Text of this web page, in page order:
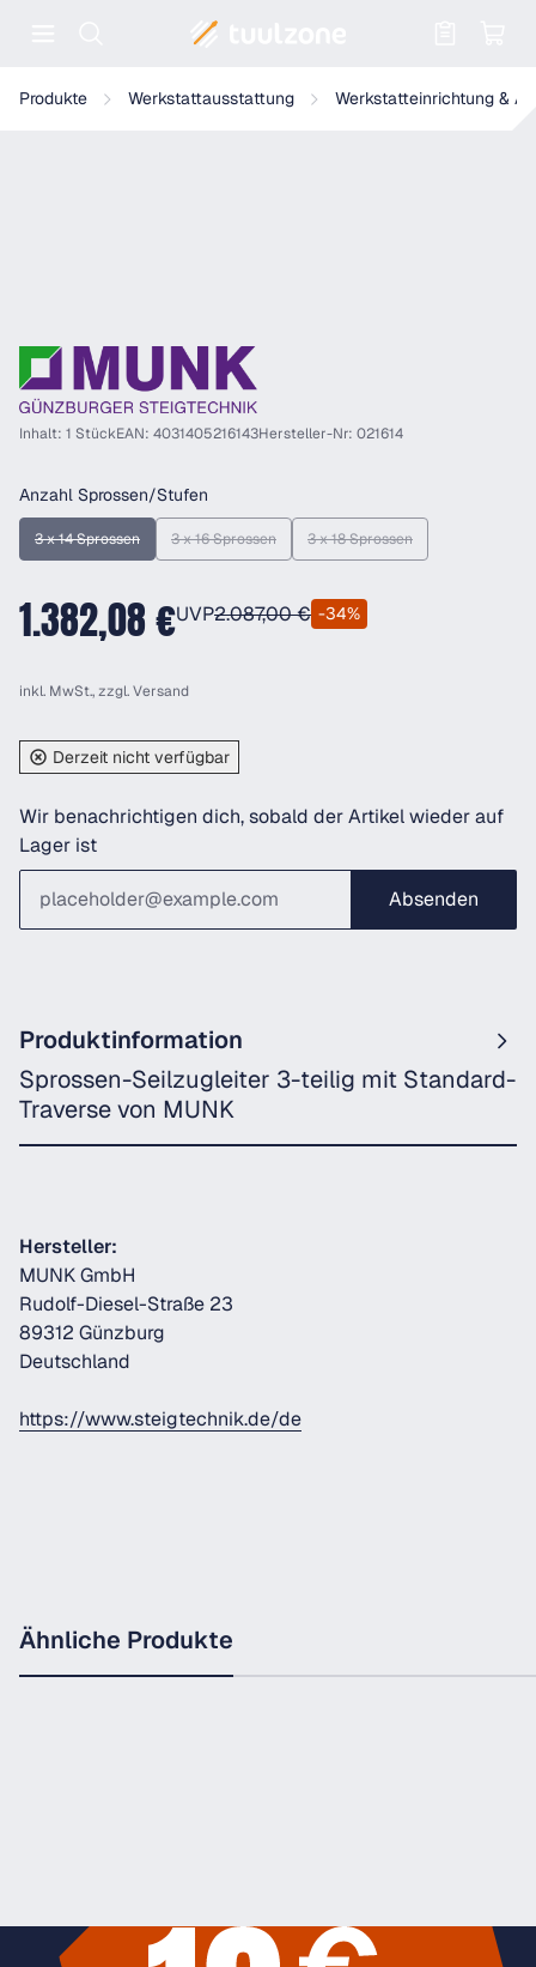
Produkte Werkstattausstattung Werkstatteinrichtung &
Munk Sprossen-Seilzugleiter 3-teilig mit Standard-Traverse
Inhalt: 1 StückEAN: 4031405216143Hersteller-Nr: 021614
Anzahl Sprossen/Stufen
3 x 14 Sprossen(Diese Option ist zurzeit nicht verfügbar.)
3 x 16 Sprossen(Diese Option ist zurzeit nicht verfügbar.)
3 x 18 Sprossen(Diese Option ist zurzeit
1.382,08 €UVP2.087,00 € -34%
inkl. MwSt., zzgl.Versand
Derzeit nicht verfügbar
Wir benachrichtigen dich, sobald der Artikel wieder auf
Lager ist
Absenden
Produktinformation
Sprossen-Seilzugleiter 3-teilig mit Standard-
Traverse von MUNK
Hersteller:
MUNK GmbH
Rudolf-Diesel-Straße 23
89312 Günzburg
Deutschland
https://www.steigtechnik.de/de
Ähnliche Produkte